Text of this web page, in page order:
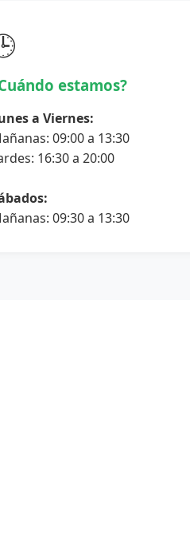
estamos?
a Viernes:
09:00 a 13:30
16:30 a 20:00
09:30 a 13:30